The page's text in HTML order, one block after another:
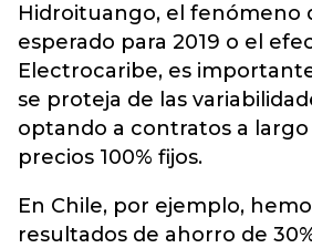
Hidroituango, el fenómeno
esperado para 2019 o el
Electrocaribe, es
se proteja de las
optando a contratos a largo
precios 100% fijos.
En Chile, por ejemplo,
resultados de ahorro de